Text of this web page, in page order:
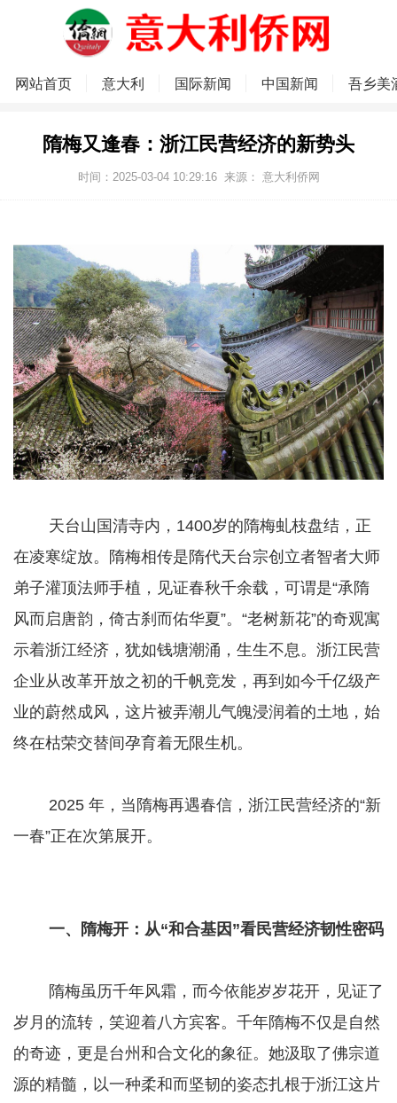
网站首页 意大利 国际新闻 中国新闻 吾乡美
隋梅又逢春：浙江民营经济的新势头
时间：2025-03-04 10:29:16 来源： 意大利侨网
天台山国清寺内，1400岁的隋梅虬枝盘结，正
在凌寒绽放。隋梅相传是隋代天台宗创立者智者大师
弟子灌顶法师手植，见证春秋千余载，可谓是“承隋
风而启唐韵，倚古刹而佑华夏”。“老树新花”的奇观寓
示着浙江经济，犹如钱塘潮涌，生生不息。浙江民营
企业从改革开放之初的千帆竞发，再到如今千亿级产
业的蔚然成风，这片被弄潮儿气魄浸润着的土地，始
终在枯荣交替间孕育着无限生机。
2025 年，当隋梅再遇春信，浙江民营经济的“新
一春”正在次第展开。
一、隋梅开：从“和合基因”看民营经济韧性密码
隋梅虽历千年风霜，而今依能岁岁花开，见证了
岁月的流转，笑迎着八方宾客。千年隋梅不仅是自然
的奇迹，更是台州和合文化的象征。她汲取了佛宗道
源的精髓，以一种柔和而坚韧的姿态扎根于浙江这片